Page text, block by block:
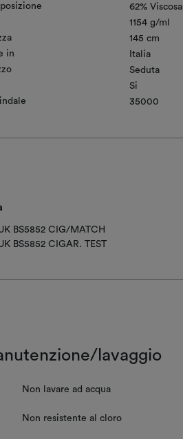
62% Viscosa
1154 g/ml
145 cm
in
Italia
Seduta
Si
35000
BS5852 CIG/MATCH
BS5852 CIGAR. TEST
lavaggio
Non lavare ad acqua
Non resistente al cloro